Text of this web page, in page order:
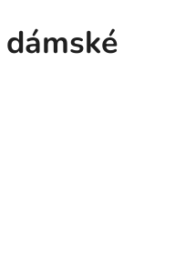
dámské